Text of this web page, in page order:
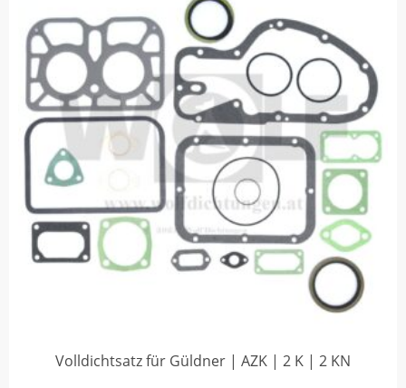
Volldichtsatz für Güldner | AZK | 2 K | 2 KN